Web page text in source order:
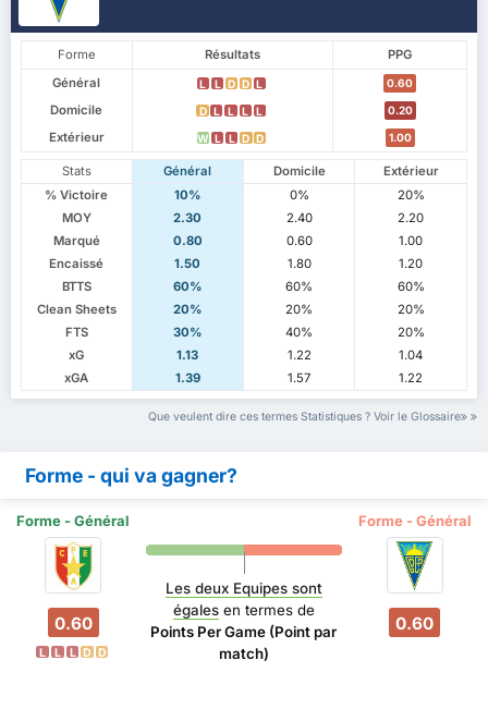
Forme Résultats
PPG
Général
L L D D L 0.60
Domicile D L L L L 0.20
Extérieur W L L D D 1.00
Stats Général Domicile
Extérieur
% Victoire
10% 0%
20%
MOY
2.30 2.40
2.20
Marqué
0.80 0.60
1.00
Encaissé
1.50 1.80
1.20
BTTS
60% 60%
60%
Clean Sheets
20% 20%
20%
FTS
30% 40%
20%
xG
1.13 1.22
1.04
xGA
1.39 1.57 1.22
Que veulent dire ces termes Statistiques ? Voir le Glossaire
Forme - qui va gagner?
Forme - Général Forme - Général
0.60
L L L D D
Les deux Equipes sont
égalesen termes de
Points Per Game (Point par
match)
0.60